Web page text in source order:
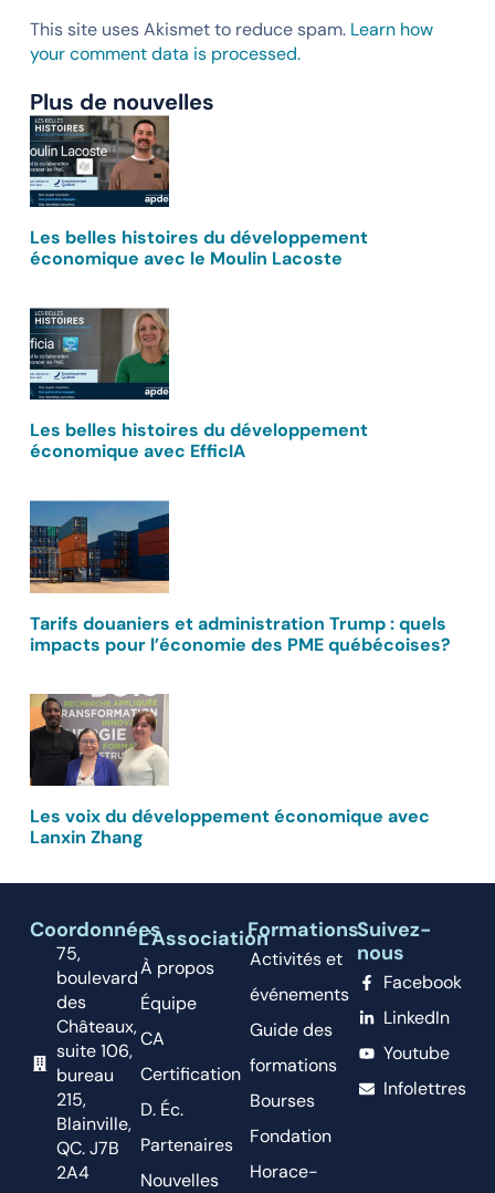
This site uses Akismet to reduce spam. Learn how
your comment data is processed.
Plus de nouvelles
Les belles histoires du développement
économique avec le Moulin Lacoste
Les belles histoires du développement
économique avec EfficIA
Tarifs douaniers et administration Trump : quels
impacts pour l’économie des PME québécoises?
Les voix du développement économique avec
Lanxin Zhang
Coordonnées
75,
boulevard
des
Châteaux,
suite 106,
bureau
215,
Blainville,
QC. J7B
2A4
L'Association
À propos
Équipe
CA
Certification
D. Éc.
Partenaires
Nouvelles
Formations
Activités et
événements
Guide des
formations
Bourses
Fondation
Horace-
Suivez-
nous
Facebook
LinkedIn
Youtube
Infolettres